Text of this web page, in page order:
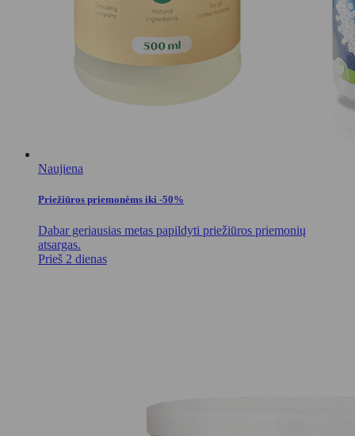
Naujiena
Priežiūros priemonėms iki -50%
Dabar geriausias metas papildyti priežiūros priemonių
atsargas.
Prieš 2 dienas